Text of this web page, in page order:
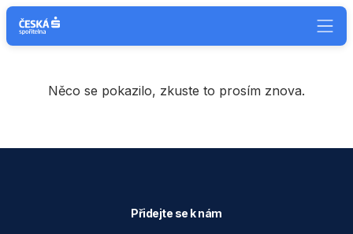
Něco se pokazilo, zkuste to prosím znova.
Přidejte se k nám